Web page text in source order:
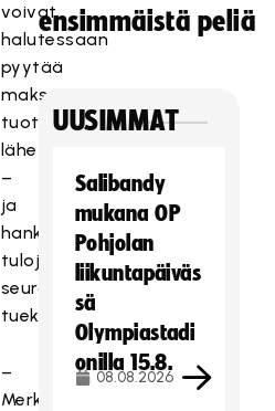
voivat
halutessaan
pyytää
maksuja
tuottamistaan
lähetyksistä
–
ja
hankkia
tuloja
seuratoiminnan
tueksi.
–
Merkittävin
ensimmäistä peliä
UUSIMMAT
Salibandy
mukana OP
Pohjolan
liikuntapäiväs
sä
Olympiastadi
onilla 15.8.
08.08.2026